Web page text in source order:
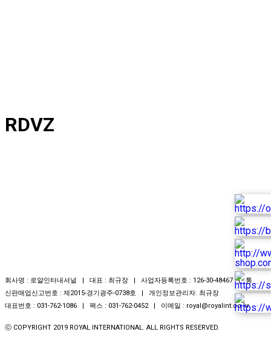
RDVZ
회사명 : 로얄인터내셔널 | 대표 : 최규장 | 사업자등록번호 : 126-30-48467 | 통
신판매업신고번호 : 제2015-경기광주-0738호 | 개인정보관리자: 최규장
대표번호 : 031-762-1086 | 팩스 : 031-762-0452 | 이메일 : royal@royalint.co.kr
ⓒ COPYRIGHT 2019 ROYAL INTERNATIONAL. ALL RIGHTS RESERVED.